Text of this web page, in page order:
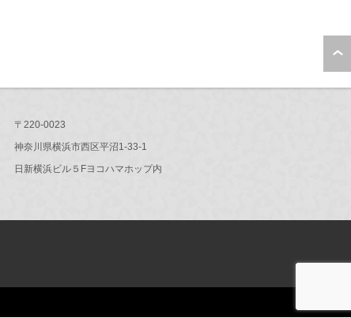
〒220-0023
神奈川県横浜市西区平沼1-33-1
日新横浜ビル５Fヨコハマホップ内